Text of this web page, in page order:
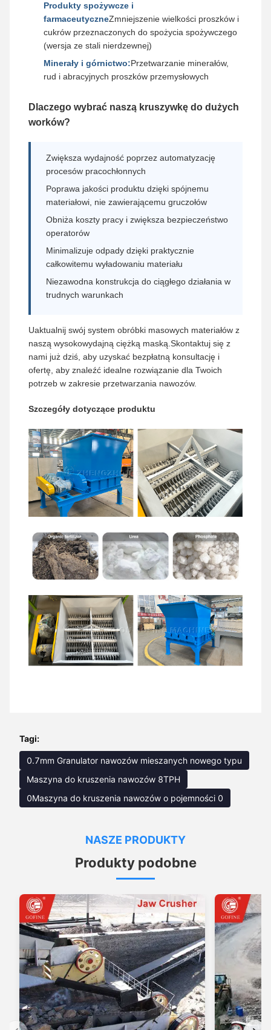
Produkty spożywcze i
farmaceutyczneZmniejszenie wielkości proszków i
cukrów przeznaczonych do spożycia spożywczego
(wersja ze stali nierdzewnej)
Minerały i górnictwo:Przetwarzanie minerałów,
rud i abracyjnych proszków przemysłowych
Dlaczego wybrać naszą kruszywkę do dużych
worków?
Zwiększa wydajność poprzez automatyzację
procesów pracochłonnych
Poprawa jakości produktu dzięki spójnemu
materiałowi, nie zawierającemu gruczołów
Obniża koszty pracy i zwiększa bezpieczeństwo
operatorów
Minimalizuje odpady dzięki praktycznie
całkowitemu wyładowaniu materiału
Niezawodna konstrukcja do ciągłego działania w
trudnych warunkach
Uaktualnij swój system obróbki masowych materiałów z
naszą wysokowydajną ciężką maską.Skontaktuj się z
nami już dziś, aby uzyskać bezpłatną konsultację i
ofertę, aby znaleźć idealne rozwiązanie dla Twoich
potrzeb w zakresie przetwarzania nawozów.
Szczegóły dotyczące produktu
Tagi:
0.7mm Granulator nawozów mieszanych nowego typu
Maszyna do kruszenia nawozów 8TPH
0Maszyna do kruszenia nawozów o pojemności 0
NASZE PRODUKTY
Produkty podobne